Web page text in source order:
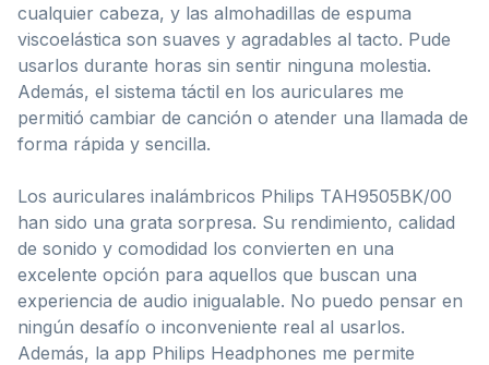
cualquier cabeza, y las almohadillas de espuma
viscoelástica son suaves y agradables al tacto. Pude
usarlos durante horas sin sentir ninguna molestia.
Además, el sistema táctil en los auriculares me
permitió cambiar de canción o atender una llamada de
forma rápida y sencilla.
Los auriculares inalámbricos Philips TAH9505BK/00
han sido una grata sorpresa. Su rendimiento, calidad
de sonido y comodidad los convierten en una
excelente opción para aquellos que buscan una
experiencia de audio inigualable. No puedo pensar en
ningún desafío o inconveniente real al usarlos.
Además, la app Philips Headphones me permite